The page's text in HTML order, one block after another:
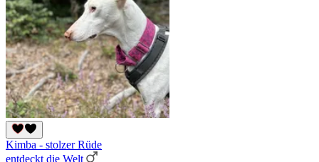
Kimba - stolzer Rüde
entdeckt die Welt